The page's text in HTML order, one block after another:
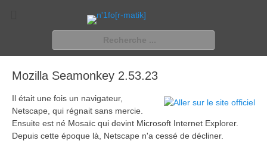
n'1fo[r-matik]
Pour les nymphos d'infos en info…
Mozilla Seamonkey 2.53.23
Il était une fois un navigateur,
Netscape, qui régnait sans mercie.
Ensuite est né Mosaïc qui devint Microsoft Internet Explorer.
Depuis cette époque là, Netscape n'a cessé de décliner.